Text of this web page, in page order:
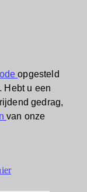
opgesteld
Hebt u een
gedrag,
van onze